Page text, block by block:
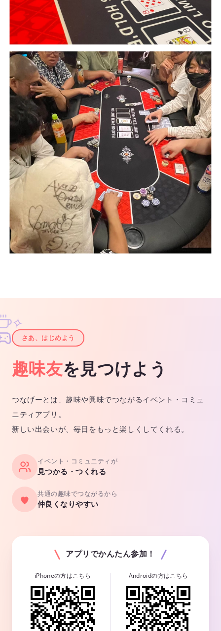
✦
✧
さあ、はじめよう
趣味友を見つけよう
つなげーとは、趣味や興味でつながるイベント・コミュ
ニティアプリ。
新しい出会いが、毎日をもっと楽しくしてくれる。
イベント・コミュニティが
見つかる・つくれる
共通の趣味でつながるから
仲良くなりやすい
アプリでかんたん参加！
iPhoneの方はこちら Androidの方はこちら